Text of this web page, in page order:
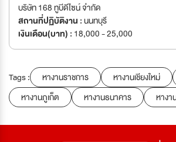
บริษัท 168 ทูบีดีไซน์ จำกัด
สถานที่ปฏิบัติงาน :นนทบุรี
เงินเดือน(บาท) : 18,000 - 25,000
Tags : หางานราชการ หางานเชียงใหม่
หางานภูเก็ต
หางานธนาคาร หางา